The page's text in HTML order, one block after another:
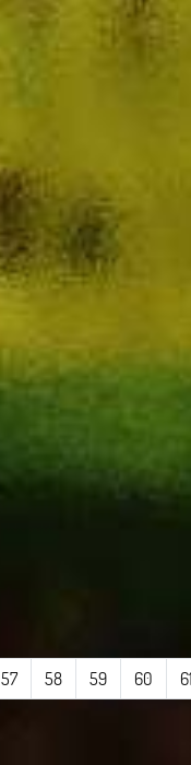
57 58 59 60